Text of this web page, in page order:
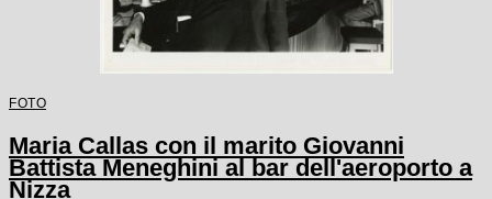
FOTO
Maria Callas con il marito Giovanni
Battista Meneghini al bar dell'aeroporto a
Nizza